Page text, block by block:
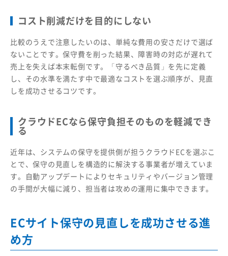
コスト削減だけを目的にしない
比較のうえで注意したいのは、単純な費用の安さだけで選ば
ないことです。保守費を削った結果、障害時の対応が遅れて
売上を失えば本末転倒です。「守るべき品質」を先に定義
し、その水準を満たす中で最適なコストを選ぶ順序が、見直
しを成功させるコツです。
クラウドECなら保守負担そのものを軽減でき
る
近年は、システムの保守を提供側が担うクラウドECを選ぶこ
とで、保守の見直しを構造的に解決する事業者が増えていま
す。自動アップデートによりセキュリティやバージョン管理
の手間が大幅に減り、担当者は攻めの運用に集中できます。
ECサイト保守の見直しを成功させる進
め方